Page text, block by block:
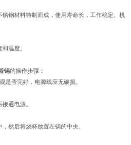
钢材料特制而成，使用寿命长，工作稳定。机
温度。
锅的操作步骤：
否完好，电源线应无破损。
通电源。
后将烧杯放置在锅的中央。